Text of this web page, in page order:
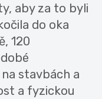
aby za to byli
do oka
120
stavbách a
a fyzickou